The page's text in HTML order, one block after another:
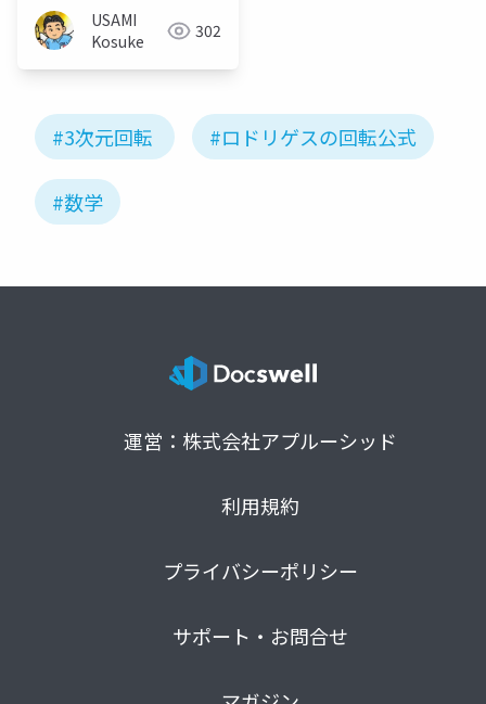
USAMI
Kosuke
302
#3次元回転 #ロドリゲスの回転公式
#数学
運営：株式会社アプルーシッド
利用規約
プライバシーポリシー
サポート・お問合せ